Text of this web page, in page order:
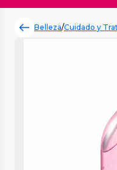
Belleza/Cuidado y